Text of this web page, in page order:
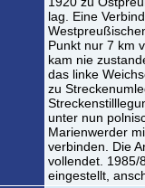
lag. Eine
Punkt nur 7 km
kam nie
das linke
zu
unter nun
Marienwerder
verbinden. Die
vollendet. 1985/
eingestellt,